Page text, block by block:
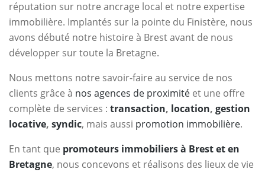
réputation sur notre ancrage local et notre expertise
immobilière. Implantés sur la pointe du Finistère, nous
avons débuté notre histoire à Brest avant de nous
développer sur toute la Bretagne.
Nous mettons notre savoir-faire au service de nos
clients grâce à nos agences de proximité et une offre
complète de services : transaction, location, gestion
locative, syndic, mais aussi promotion immobilière.
En tant que promoteurs immobiliers à Brest et en
Bretagne, nous concevons et réalisons des lieux de vie